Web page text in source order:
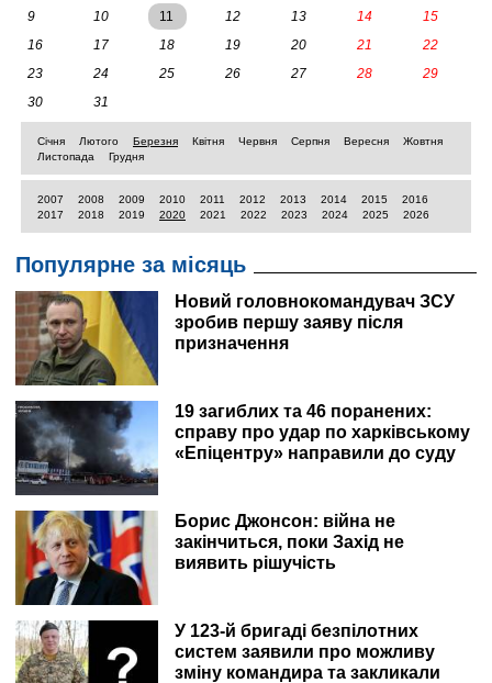
9
10 11 12 13 14
15
16
17 18 19 20 21
22
23
24 25 26 27 28
29
30
31
Січня Лютого Березня Квітня Червня Серпня Вересня
Жовтня
Листопада
Грудня
2007 2008 2009 2010 2011 2012 2013 2014 2015
2016
2017
2018 2019 2020 2021 2022 2023 2024 2025 2026
Популярне за місяць
Новий головнокомандувач ЗСУ
зробив першу заяву після
призначення
19 загиблих та 46 поранених:
справу про удар по харківському
«Епіцентру» направили до суду
Борис Джонсон: війна не
закінчиться, поки Захід не
виявить рішучість
У 123-й бригаді безпілотних
систем заявили про можливу
зміну командира та закликали